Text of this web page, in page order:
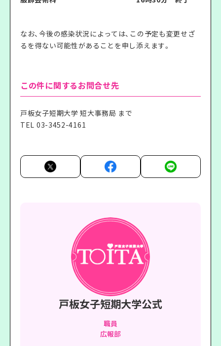
なお、今後の感染状況によっては、この予定も変更せざ
るを得ない可能性があることを申し添えます。
この件に関するお問合せ先
戸板女子短期大学 短大事務局 まで
TEL 03-3452-4161
戸板女子短期大学公式
職員
広報部